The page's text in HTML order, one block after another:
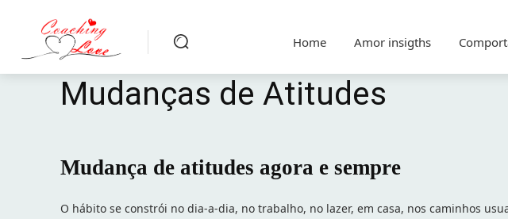
Home Amor insigths
Mudanças de Atitudes
Mudança de atitudes agora e sempre
O hábito se constrói no dia-a-dia, no trabalho, no lazer, em casa, nos caminhos